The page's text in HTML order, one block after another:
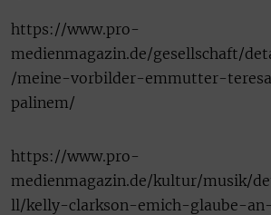
https://www.pro-
medienmagazin.de/gesellschaft/
/meine-vorbilder-emmutter-
palinem/
https://www.pro-
medienmagazin.de/kultur/musik/
ll/kelly-clarkson-emich-glaube-